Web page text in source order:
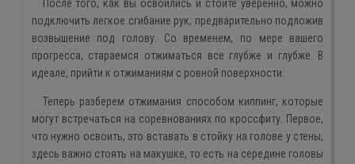
После того, как вы освоились и стоите уверенно, можно
подключить легкое сгибание рук, предварительно подложив
возвышение под голову. Со временем, по мере вашего
прогресса, стараемся отжиматься все глубже и глубже. В
идеале, прийти к отжиманиям с ровной поверхности.
Теперь разберем отжимания способом киппинг, которые
могут встречаться на соревнованиях по кроссфиту. Первое,
что нужно освоить, это вставать в стойку на голове у стены,
здесь важно стоять на макушке, то есть на середине головы